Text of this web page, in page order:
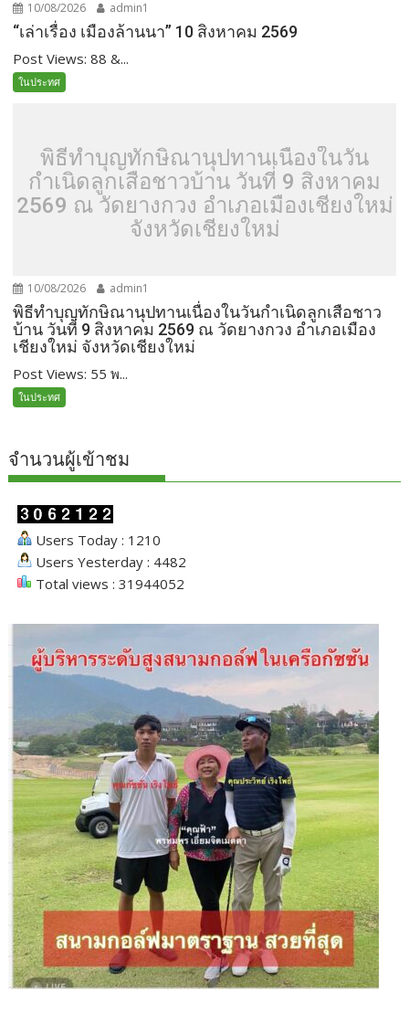
10/08/2026 admin1
“เล่าเรื่อง เมืองล้านนา” 10 สิงหาคม 2569
Post Views: 88 &...
ในประทศ
พิธีทำบุญทักษิณานุปทานเนื่องในวัน
กำเนิดลูกเสือชาวบ้าน วันที่ 9 สิงหาคม
2569 ณ วัดยางกวง อำเภอเมืองเชียงใหม่
จังหวัดเชียงใหม่
10/08/2026 admin1
พิธีทำบุญทักษิณานุปทานเนื่องในวันกำเนิดลูกเสือชาว
บ้าน วันที่ 9 สิงหาคม 2569 ณ วัดยางกวง อำเภอเมือง
เชียงใหม่ จังหวัดเชียงใหม่
Post Views: 55 พ...
ในประทศ
จำนวนผู้เข้าชม
Users Today : 1210
Users Yesterday : 4482
Total views : 31944052